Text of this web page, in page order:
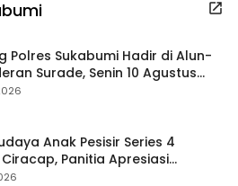
Polres Sukabumi Hadir di Alun-
Surade, Senin 10 Agustus
Anak Pesisir Series 4
Panitia Apresiasi
Disbudpora Sukabumi